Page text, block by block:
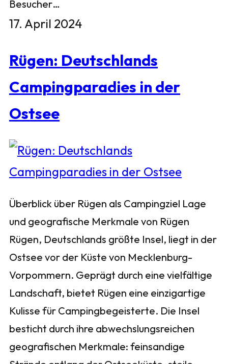
Besucher…
17. April 2024
Rügen: Deutschlands
Campingparadies in der
Ostsee
Überblick über Rügen als Campingziel Lage
und geografische Merkmale von Rügen
Rügen, Deutschlands größte Insel, liegt in der
Ostsee vor der Küste von Mecklenburg-
Vorpommern. Geprägt durch eine vielfältige
Landschaft, bietet Rügen eine einzigartige
Kulisse für Campingbegeisterte. Die Insel
besticht durch ihre abwechslungsreichen
geografischen Merkmale: feinsandige